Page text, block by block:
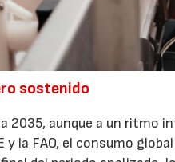
sostenido
2035, aunque a un ritmo
la FAO, el consumo